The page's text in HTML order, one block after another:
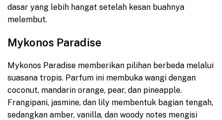
dasar yang lebih hangat setelah kesan buahnya
melembut.
Mykonos Paradise
Mykonos Paradise memberikan pilihan berbeda melalui
suasana tropis. Parfum ini membuka wangi dengan
coconut, mandarin orange, pear, dan pineapple.
Frangipani, jasmine, dan lily membentuk bagian tengah,
sedangkan amber, vanilla, dan woody notes mengisi